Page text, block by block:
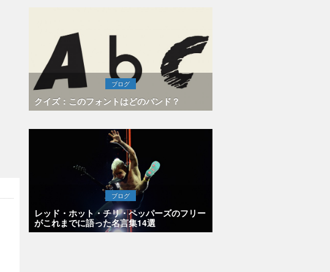
ブログ
クイズ：このフォントはどのバンド？
ブログ
レッド・ホット・チリ・ペッパーズのフリー
がこれまでに語った名言集14選